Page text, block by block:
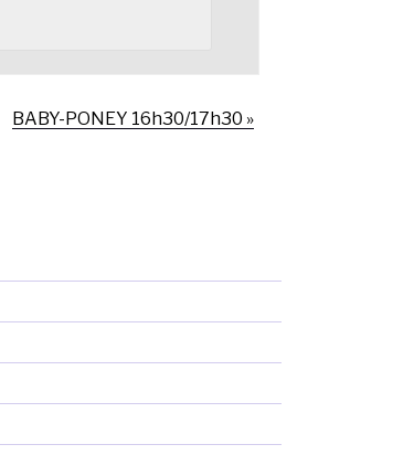
BABY-PONEY 16h30/17h30 »